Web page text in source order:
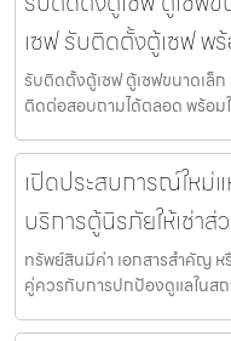
เซฟ รับติดตั้งตู้เซฟ พ
รับติดตั้งตู้เซฟ ตู้เซฟขนาดเล็
ติดต่อสอบถามได้ตลอด พร้อม
เปิดประสบการณ์ใหม่
บริการตู้นิรภัยให้เช่า
ทรัพย์สินมีค่า เอกสารสำคัญ
คู่ควรกับการปกป้องดูแลในส